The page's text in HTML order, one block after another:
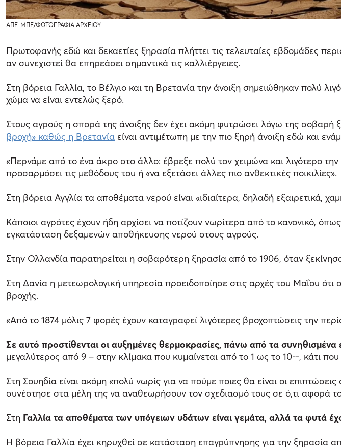
ΑΠΕ-ΜΠΕ/ΦΩΤΟΓΡΑΦΙΑ ΑΡΧΕΙΟΥ
Πρωτοφανής εδώ και δεκαετίες ξηρασία πλήττει τις τελευταίες εβδομάδες
αν συνεχιστεί θα επηρεάσει σημαντικά τις καλλιέργειες.
Στη βόρεια Γαλλία, το Βέλγιο και τη Βρετανία την άνοιξη σημειώθηκαν πολύ
χώμα να είναι εντελώς ξερό.
Στους αγρούς η σπορά της άνοιξης δεν έχει ακόμη φυτρώσει λόγω της σοβαρή
βροχή» καθώς η Βρετανία είναι αντιμέτωπη με την πιο ξηρή άνοιξη εδώ και
«Περνάμε από το ένα άκρο στο άλλο: έβρεξε πολύ τον χειμώνα και λιγότερο την
προσαρμόσει τις μεθόδους του ή «να εξετάσει άλλες πιο ανθεκτικές ποικιλίες».
Στη βόρεια Αγγλία τα αποθέματα νερού είναι «ιδιαίτερα, δηλαδή εξαιρετικά,
Κάποιοι αγρότες έχουν ήδη αρχίσει να ποτίζουν νωρίτερα από το κανονικό,
εγκατάσταση δεξαμενών αποθήκευσης νερού στους αγρούς.
Στην Ολλανδία παρατηρείται η σοβαρότερη ξηρασία από το 1906, όταν
Στη Δανία η μετεωρολογική υπηρεσία προειδοποίησε στις αρχές του Μαΐου ότι
βροχής.
«Από το 1874 μόλις 7 φορές έχουν καταγραφεί λιγότερες βροχοπτώσεις την
Σε αυτό προστίθενται οι αυξημένες θερμοκρασίες, πάνω από τα συνηθισμένα
μεγαλύτερος από 9 – στην κλίμακα που κυμαίνεται από το 1 ως το 10--, κάτι
Στη Σουηδία είναι ακόμη «πολύ νωρίς για να πούμε ποιες θα είναι οι
συνέστησε στα μέλη της να αναθεωρήσουν τον σχεδιασμό τους σε ό,τι αφορά
Στη Γαλλία τα αποθέματα των υπόγειων υδάτων είναι γεμάτα, αλλά τα φυτά
Η βόρεια Γαλλία έχει κηρυχθεί σε κατάσταση επαγρύπνησης για την